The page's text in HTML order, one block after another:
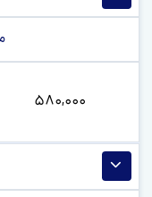
580,000